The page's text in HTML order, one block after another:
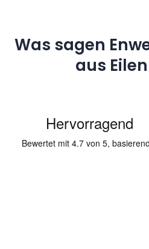
Was sagen
aus